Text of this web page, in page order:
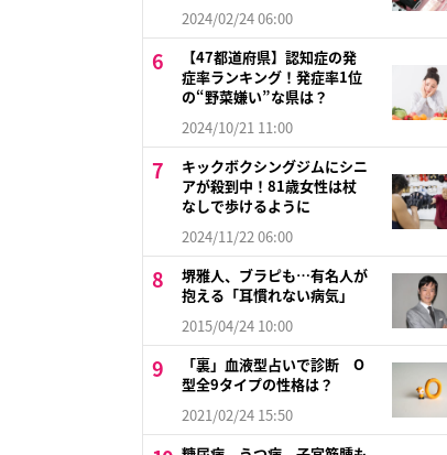
2024/02/24 06:00
【47都道府県】認知症の発
症率ランキング！発症率1位
の“野菜嫌い”な県は？
2024/10/21 11:00
キックボクシングジムにシニ
アが殺到中！81歳女性は杖
なしで歩けるように
2024/11/22 06:00
堺雅人、ブラピも…有名人が
抱える「耳慣れない病気」
2015/04/24 10:00
「裏」血液型占いで診断 O
型全9タイプの性格は？
2021/02/24 15:50